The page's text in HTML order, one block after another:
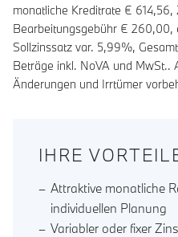
monatliche Kreditrate € 614,56,
Bearbeitungsgebühr € 260,00,
Sollzinssatz var. 5,99%,
Beträge inkl. NoVA und MwSt..
Änderungen und Irrtümer
IHRE
Attraktive monatliche
individuellen Planung
Variabler oder fixer